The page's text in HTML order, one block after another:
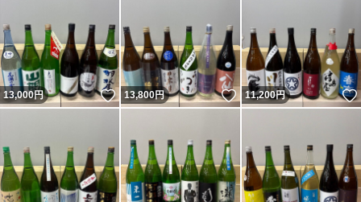
13,000円 いいね！
13,800円 いいね！
11,200円